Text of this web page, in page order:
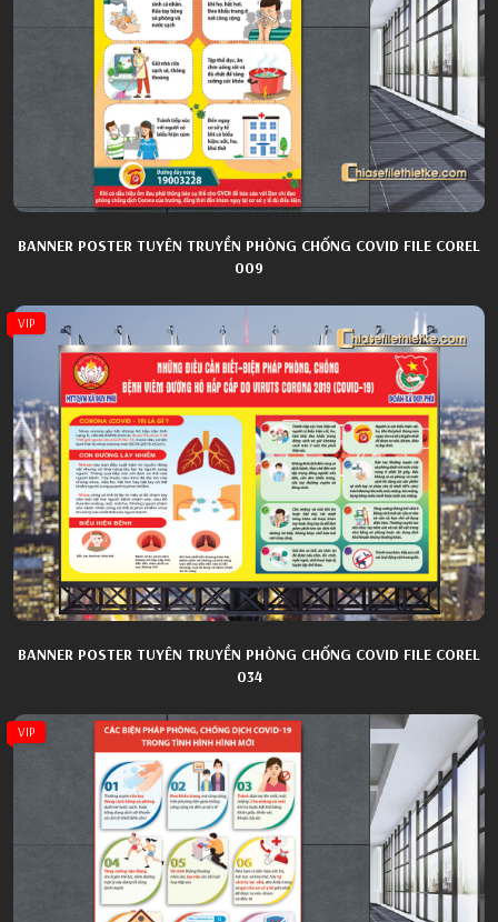
BANNER POSTER TUYÊN TRUYỀN PHÒNG CHỐNG COVID FILE COREL
009
VIP
BANNER POSTER TUYÊN TRUYỀN PHÒNG CHỐNG COVID FILE COREL
034
VIP